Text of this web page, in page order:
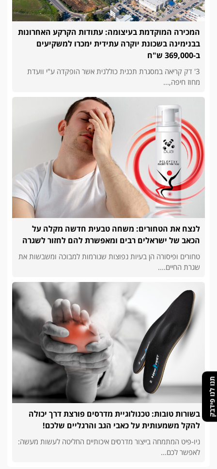
תנו לנו פידבק
המכירה המוקדמת בעיצומה: עתודות הקרקע האחרונות
בבנימינה בשכונת יוקרה עתידית ימכרו למשקיעים
ב-369,000 ש"ח
3' דק קריאה במסגרת תכנית כוללנית אשר הופקדה ע"י וועדת
מחוז חיפה,...
לנצח את הטחורים: משחה טבעית חדשה מקלה על
הכאב של ישראלים רבים ומאפשרת להם לחזור לשגרה
טחורים ופיסורה הן בעיות נפוצות שגורמות למבוכה ומשבשות את
שגרת החיים....
בשורות טובות: טכנולוגיית מדרסים פורצת דרך יכולה
להקל משמעותית על כאבי הגב והרגליים שלכם!
ניו-פיט המתמחה בייצור מדרסים איכותיים החליטה לעשות מעשה:
לאפשר לכם...